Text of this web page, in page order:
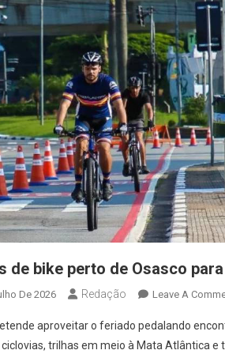
de bike perto de Osasco
De 2026 Redação Leave A
aproveitar o feriado pedalando
trilhas em meio à Mata Atlântica